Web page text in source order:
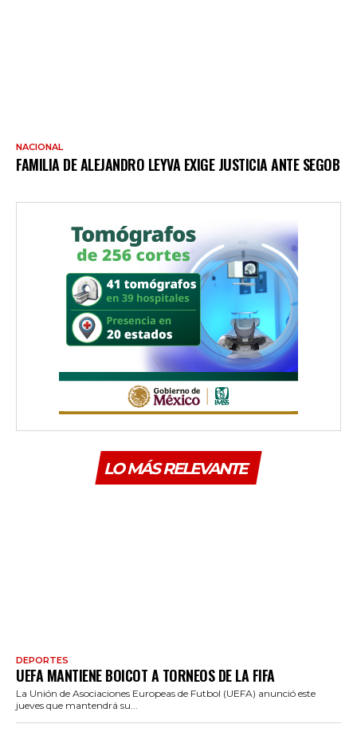
NACIONAL
FAMILIA DE ALEJANDRO LEYVA EXIGE JUSTICIA ANTE SEGOB
LO MÁS RELEVANTE
DEPORTES
UEFA MANTIENE BOICOT A TORNEOS DE LA FIFA
La Unión de Asociaciones Europeas de Futbol (UEFA) anunció este
jueves que mantendrá su...